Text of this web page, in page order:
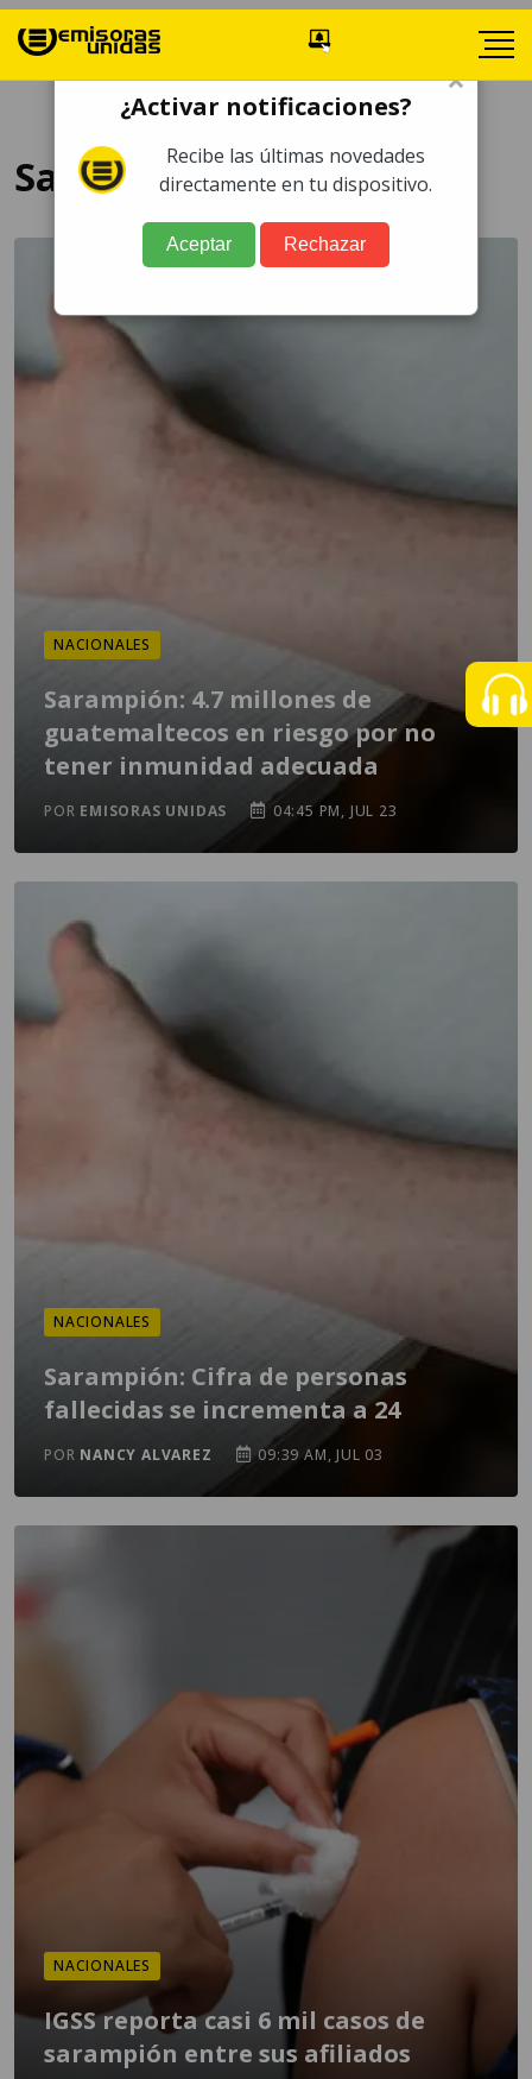
Sarampión
NACIONALES
Sarampión: 4.7 millones de
guatemaltecos en riesgo por no
tener inmunidad adecuada
POR EMISORAS UNIDAS 04:45 PM, JUL 23
NACIONALES
Sarampión: Cifra de personas
fallecidas se incrementa a 24
POR NANCY ALVAREZ 09:39 AM, JUL 03
NACIONALES
IGSS reporta casi 6 mil casos de
sarampión entre sus afiliados
×
¿Activar notificaciones?
Recibe las últimas novedades
directamente en tu dispositivo.
Aceptar Rechazar